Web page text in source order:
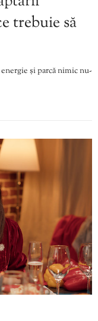
trebuie să
și parcă nimic nu-